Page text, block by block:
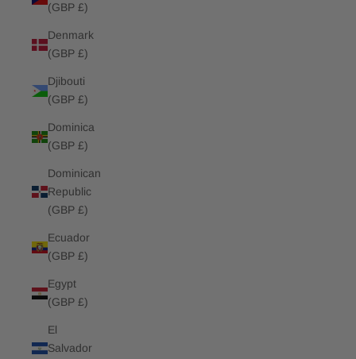
(GBP £)
Denmark
(GBP £)
Djibouti
(GBP £)
Dominica
(GBP £)
Dominican
Republic
(GBP £)
Ecuador
(GBP £)
Egypt
(GBP £)
El
Salvador